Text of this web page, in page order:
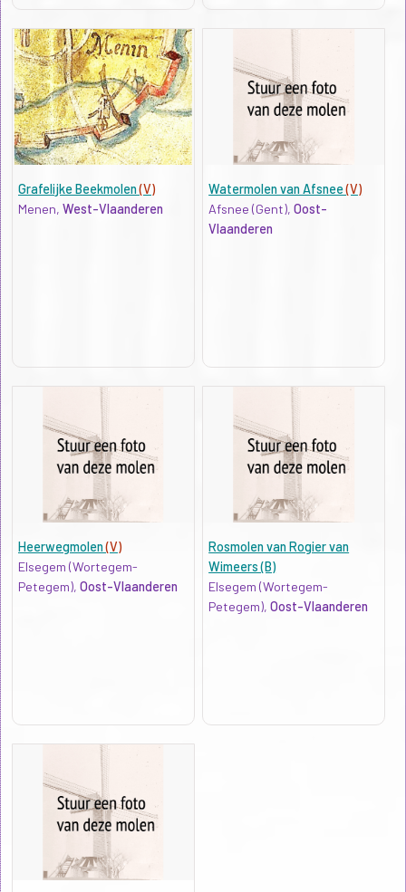
Grafelijke Beekmolen(V)
Menen, West-Vlaanderen
Watermolen van Afsnee(V)
Afsnee (Gent),Oost-
Vlaanderen
Heerwegmolen(V)
Elsegem (Wortegem-
Petegem), Oost-Vlaanderen
Rosmolen van Rogier van
Wimeers (B)
Elsegem (Wortegem-
Petegem),Oost-Vlaanderen